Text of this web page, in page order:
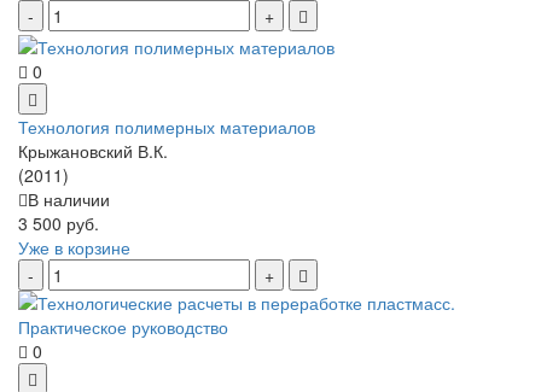
0
Технология полимерных материалов
Крыжановский В.К.
(2011)
В наличии
3 500 руб.
Уже в корзине
0